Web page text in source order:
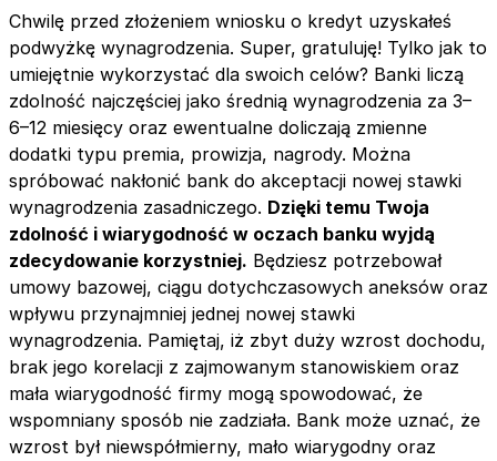
Chwilę przed złożeniem wniosku o kredyt uzyskałeś
podwyżkę wynagrodzenia. Super, gratuluję! Tylko jak to
umiejętnie wykorzystać dla swoich celów? Banki liczą
zdolność najczęściej jako średnią wynagrodzenia za 3–
6–12 miesięcy oraz ewentualne doliczają zmienne
dodatki typu premia, prowizja, nagrody. Można
spróbować nakłonić bank do akceptacji nowej stawki
wynagrodzenia zasadniczego. Dzięki temu Twoja
zdolność i wiarygodność w oczach banku wyjdą
zdecydowanie korzystniej. Będziesz potrzebował
umowy bazowej, ciągu dotychczasowych aneksów oraz
wpływu przynajmniej jednej nowej stawki
wynagrodzenia. Pamiętaj, iż zbyt duży wzrost dochodu,
brak jego korelacji z zajmowanym stanowiskiem oraz
mała wiarygodność firmy mogą spowodować, że
wspomniany sposób nie zadziała. Bank może uznać, że
wzrost był niewspółmierny, mało wiarygodny oraz